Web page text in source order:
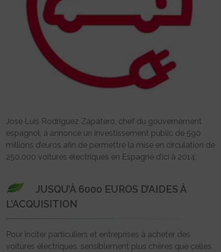
José Luis Rodriguez Zapatero, chef du gouvernement
espagnol, a annoncé un investissement public de 590
millions d’euros afin de permettre la mise en circulation de
250.000 voitures électriques en Espagne d’ici à 2014.
JUSQU’À 6000 EUROS D’AIDES À
L’ACQUISITION
Pour inciter particuliers et entreprises à acheter des
voitures électriques, sensiblement plus chères que celles